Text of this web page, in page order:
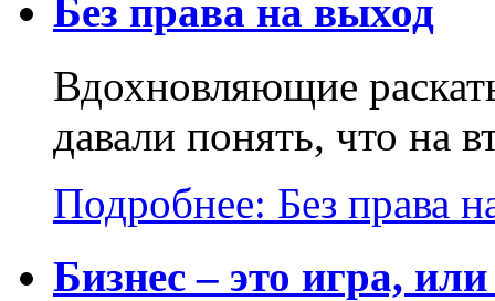
Без права на выход
Вдохновляющие
давали понять, что на
Подробнее: Без права
Бизнес – это игра,